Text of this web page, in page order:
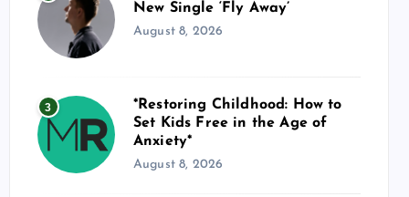
New Single ‘Fly Away’
August 8, 2026
3
*Restoring Childhood: How to
Set Kids Free in the Age of
Anxiety*
August 8, 2026